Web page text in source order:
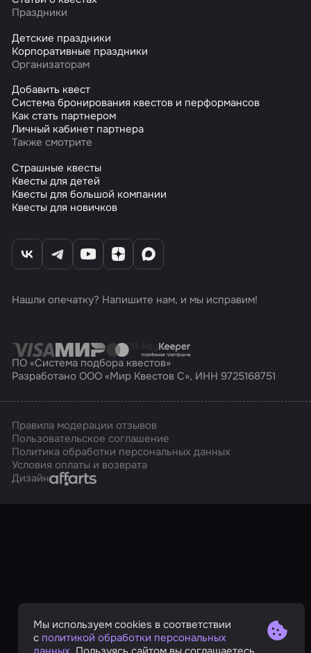
Праздники
Детские праздники
Корпоративные праздники
Организаторам
Добавить квест
Система бронирования квестов и перформансов
Как стать партнером
Личный кабинет партнера
Также смотрите
Страшные квесты
Квесты для детей
Квесты для большой компании
Квесты для новичков
Нашли опечатку? Напишите нам, и мы исправим!
ПО «Система подбора квестов»
Разработано ООО «Мир Квестов С», ИНН 9725168751
Правила модерации отзывов
Пользовательское соглашение
Политика обработки персональных данных
Условия оплаты и возврата
ДизайнAffarts
Мы используем cookies в соответствии
с политикой обработки персональных